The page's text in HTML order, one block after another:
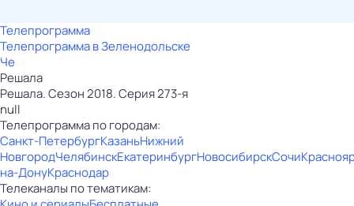
Телепрограмма
Телепрограмма в Зеленодольске
Че
Решала
Решала. Сезон 2018. Серия 273-я
null
Телепрограмма по городам:
Санкт-ПетербургКазаньНижний
НовгородЧелябинскЕкатеринбургНовосибирскСочи
на-ДонуКраснодар
Телеканалы по тематикам: